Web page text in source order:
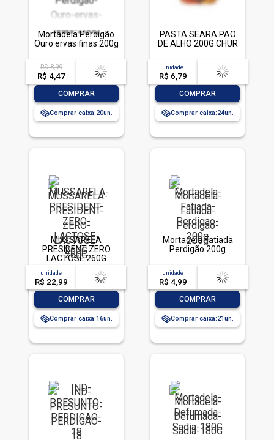
Mortadela Perdigão
Ouro ervas finas 200g
R$ 8,99
R$ 4,47
acima de
-- --,--un.
COMPRAR
Comprar caixa:20
PASTA SEARA PAO
DE ALHO 200G CHUR
unidade
R$ 6,79
acima de
-- --,--un.
COMPRAR
Comprar caixa:24
MUSSARELA
PRESIDENT ZERO
LACTOSE 260G
unidade
R$ 22,99
acima de
-- --,--un.
COMPRAR
Comprar caixa:16
Mortadela Fatiada
Perdigão 200g
unidade
R$ 4,99
acima de
-- --,--un.
COMPRAR
Comprar caixa:21